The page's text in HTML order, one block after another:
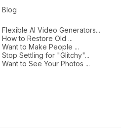
Blog
Flexible AI Video Generators...
How to Restore Old ...
Want to Make People ...
Stop Settling for "Glitchy"...
Want to See Your Photos ...